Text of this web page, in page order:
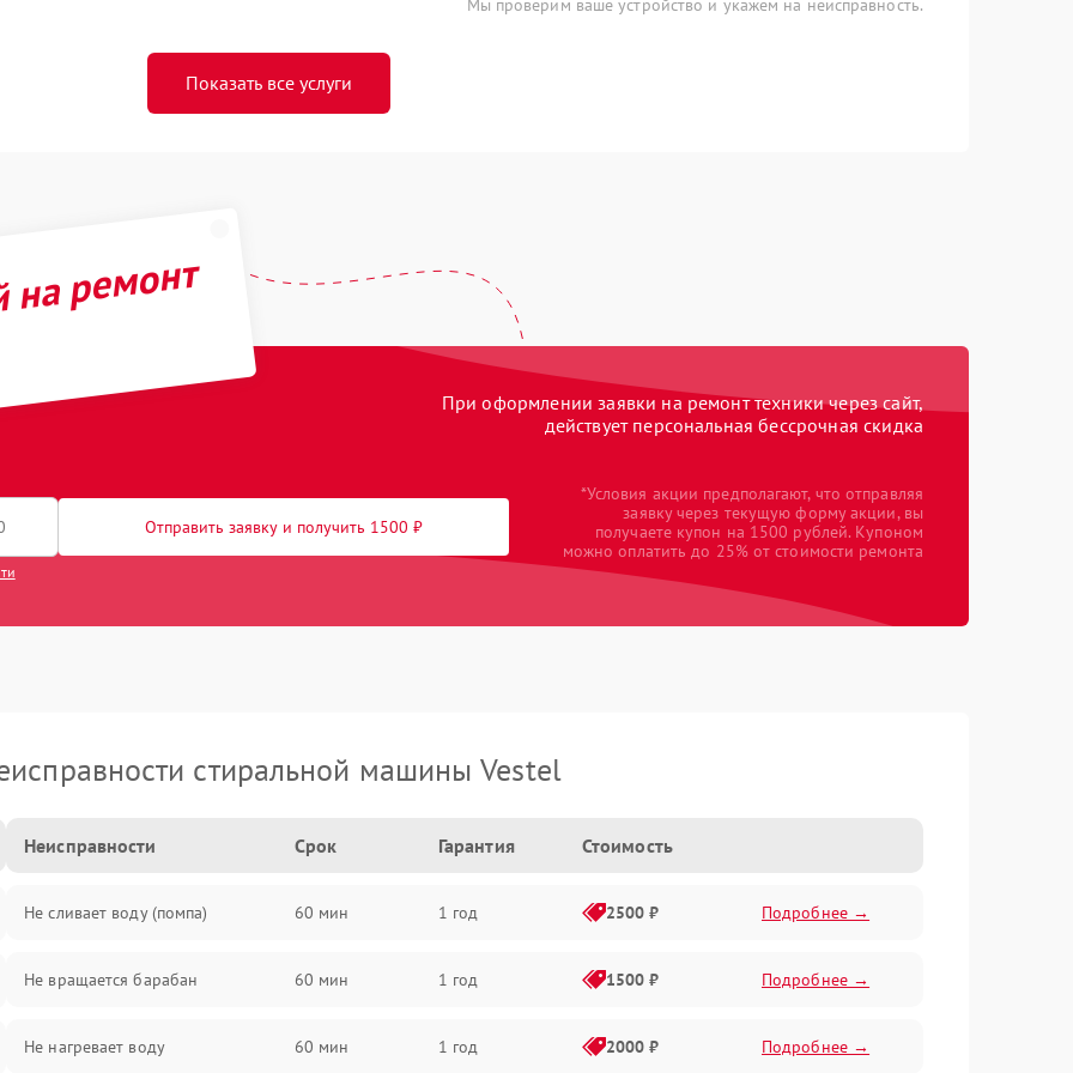
Мы проверим ваше устройство и укажем на неисправность.
Показать все услуги
ремонт
При оформлении заявки на ремонт техники через сайт,
действует персональная бессрочная скидка
Отправить заявку и получить 1500 ₽
*Условия акции предполагают, что отправляя
заявку через текущую форму акции, вы
получаете купон на 1500 рублей. Купоном
можно оплатить до 25% от стоимости ремонта
стиральной машины Vestel
Неисправности Срок Гарантия Стоимость
Не сливает воду (помпа) 60 мин 1 год 2500 ₽ Подробнее →
Не вращается барабан 60 мин 1 год 1500 ₽ Подробнее →
Не нагревает воду 60 мин 1 год 2000 ₽ Подробнее →